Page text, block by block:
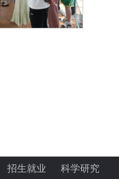
招生就业 科学研究